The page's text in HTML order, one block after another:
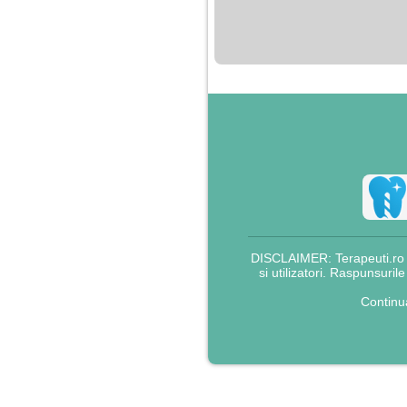
pentru bani.
DISCLAIMER:
si utilizatori.